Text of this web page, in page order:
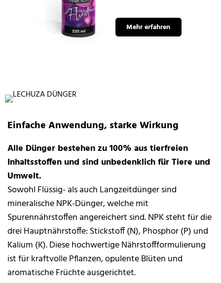
Mehr erfahren
Einfache Anwendung, starke Wirkung
Alle Dünger bestehen zu 100% aus tierfreien
Inhaltsstoffen und sind unbedenklich für Tiere und
Umwelt.
Sowohl Flüssig- als auch Langzeitdünger sind
mineralische NPK-Dünger, welche mit
Spurennährstoffen angereichert sind. NPK steht für die
drei Hauptnährstoffe: Stickstoff (N), Phosphor (P) und
Kalium (K). Diese hochwertige Nährstoffformulierung
ist für kraftvolle Pflanzen, opulente Blüten und
aromatische Früchte ausgerichtet.